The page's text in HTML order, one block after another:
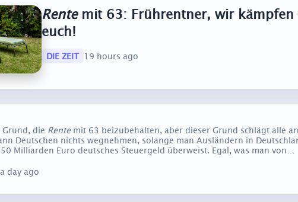
Rentemit 63: Frührentner, wir kämpfen
euch!
DIE ZEIT 19 hours ago
die Rentemit 63 beizubehalten, aber dieser Grund schlägt alle
Deutschen nichts wegnehmen, solange man Ausländern in
Milliarden Euro deutsches Steuergeld überweist. Egal, was man von…
a day ago